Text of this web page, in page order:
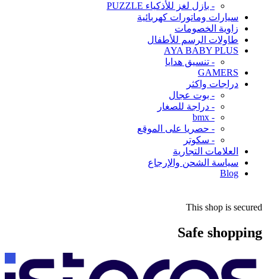
- بازل لغز للأذكياء PUZZLE
سيارات وماتورات كهربائية
زاوية الخصومات
طاولات الرسم للأطفال
AYA BABY PLUS
- تنسيق هدايا
GAMERS
دراجات واكثر
- بوت عجال
- دراجة للصغار
- bmx
- حصريا على الموقع
- سكوتر
العلامات التجارية
سياسة الشحن والإرجاع
Blog
This shop is secured
Safe shopping